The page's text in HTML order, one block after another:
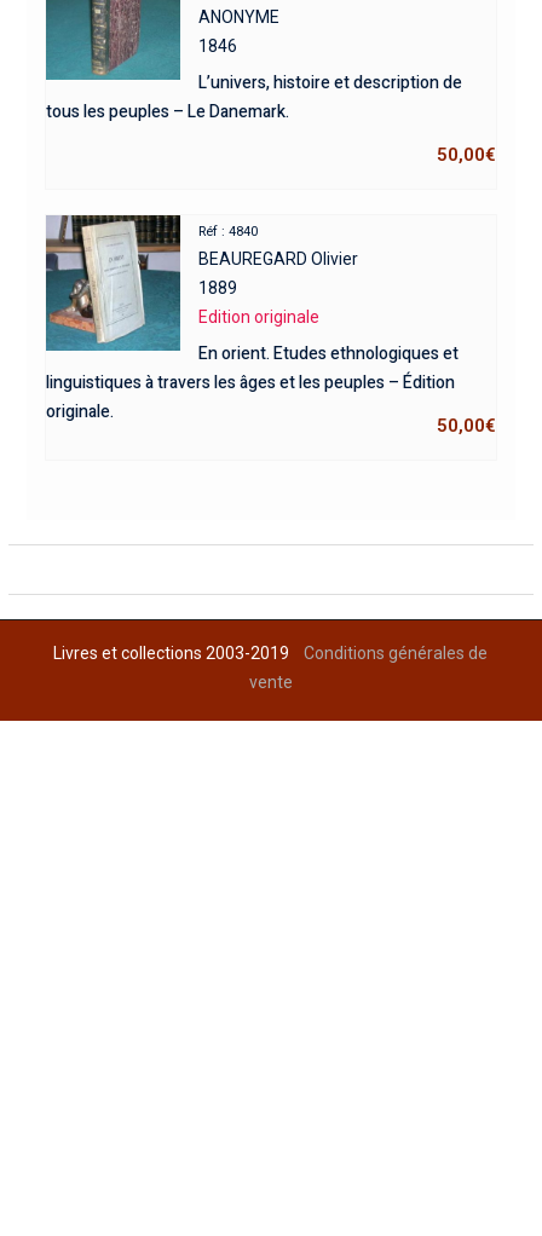
ANONYME
1846
L’univers, histoire et description de
tous les peuples – Le Danemark.
50,00€
Réf : 4840
BEAUREGARD Olivier
1889
Edition originale
En orient. Etudes ethnologiques et
linguistiques à travers les âges et les peuples – Édition
originale.
50,00€
Livres et collections 2003-2019Conditions générales de
vente